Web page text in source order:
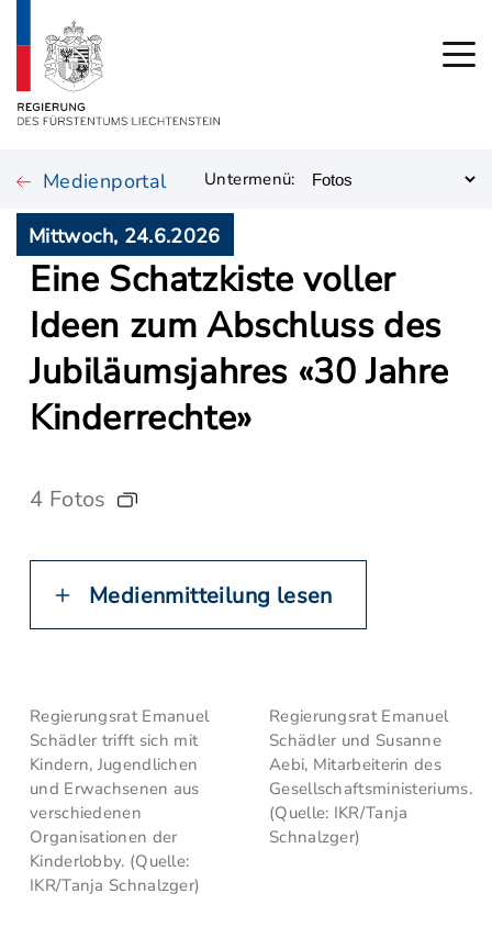
Medienportal Untermenü:
Mittwoch, 24.6.2026
Eine Schatzkiste voller
Ideen zum Abschluss des
Jubiläumsjahres «30 Jahre
Kinderrechte»
4 Fotos
Medienmitteilung lesen
Regierungsrat Emanuel
Schädler trifft sich mit
Kindern, Jugendlichen
und Erwachsenen aus
verschiedenen
Organisationen der
Kinderlobby. (Quelle:
IKR/Tanja Schnalzger)
Regierungsrat Emanuel
Schädler und Susanne
Aebi, Mitarbeiterin des
Gesellschaftsministeriums.
(Quelle: IKR/Tanja
Schnalzger)